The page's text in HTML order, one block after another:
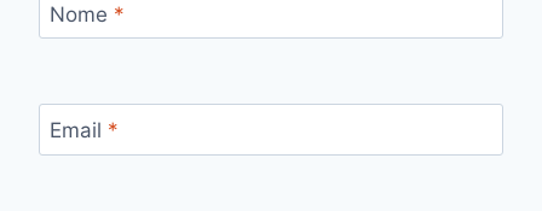
Nome *
Email *